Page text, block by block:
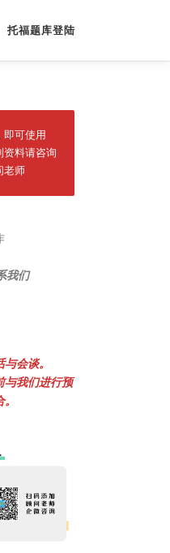
托福题库登陆
可使用
料请咨询
老师
我们
会谈。
与我们进行预